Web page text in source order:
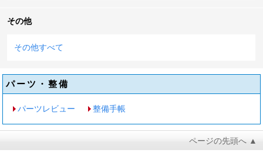
その他
その他すべて
パーツ・整備
パーツレビュー 整備手帳
ページの先頭へ ▲